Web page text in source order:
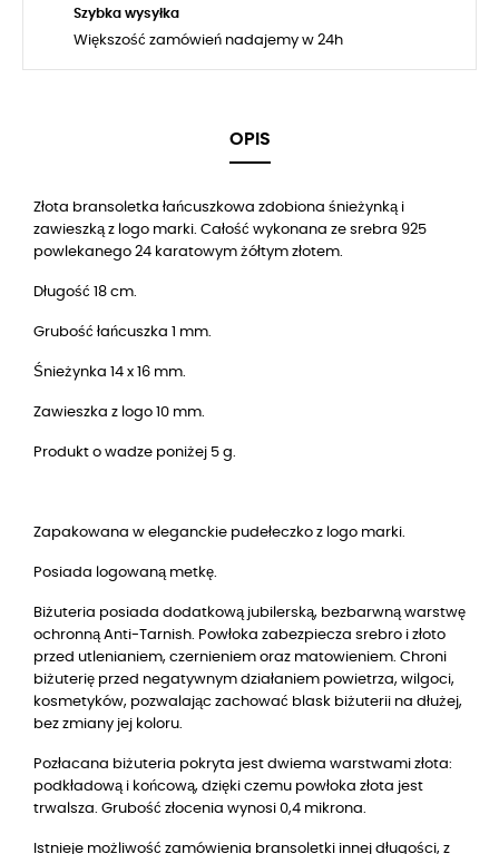
Szybka wysyłka
Większość zamówień nadajemy w 24h
OPIS
Złota bransoletka łańcuszkowa zdobiona śnieżynką i
zawieszką z logo marki. Całość wykonana ze srebra 925
powlekanego 24 karatowym żółtym złotem.
Długość 18 cm.
Grubość łańcuszka 1 mm.
Śnieżynka 14 x 16 mm.
Zawieszka z logo 10 mm.
Produkt o wadze poniżej 5 g.
Zapakowana w eleganckie pudełeczko z logo marki.
Posiada logowaną metkę.
Biżuteria posiada dodatkową jubilerską, bezbarwną warstwę
ochronną Anti-Tarnish. Powłoka zabezpiecza srebro i złoto
przed utlenianiem, czernieniem oraz matowieniem. Chroni
biżuterię przed negatywnym działaniem powietrza, wilgoci,
kosmetyków, pozwalając zachować blask biżuterii na dłużej,
bez zmiany jej koloru.
Pozłacana biżuteria pokryta jest dwiema warstwami złota:
podkładową i końcową, dzięki czemu powłoka złota jest
trwalsza. Grubość złocenia wynosi 0,4 mikrona.
Istnieje możliwość zamówienia bransoletki innej długości, z